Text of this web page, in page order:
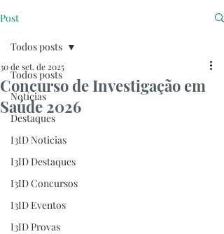
Post
Todos posts
Notícias
Destaques
I3ID Noticias
I3ID Destaques
I3ID Concursos
I3ID Eventos
I3ID Provas
Todos posts
Concurso de Investigação em
Saúde 2026
30 de set. de 2025